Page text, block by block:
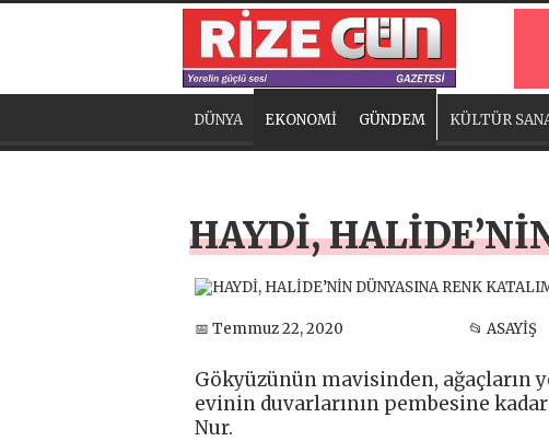
DÜNYA EKONOMİ GÜNDEM KÜLTÜR
HAYDİ,
📅 Temmuz 22, 2020 📂 ASAYİŞ
Gökyüzünün mavisinden, ağaçların
evinin duvarlarının pembesine
Nur.